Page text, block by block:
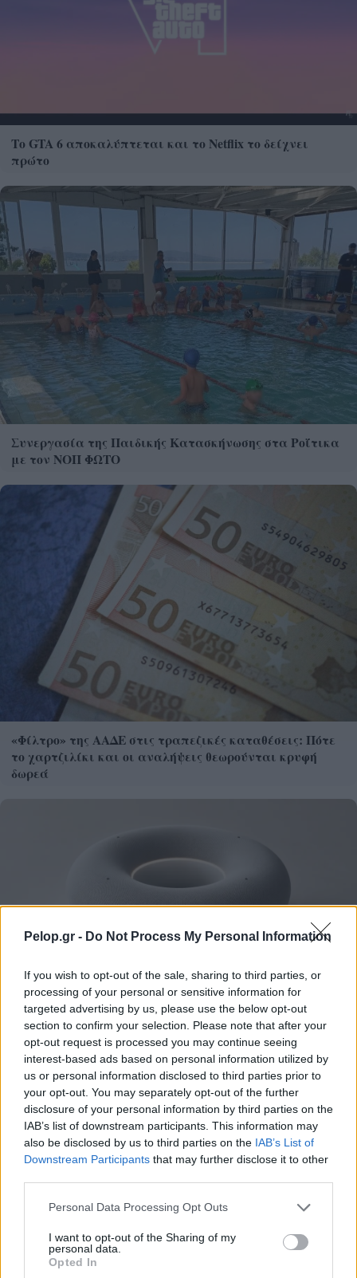
Pelop.gr - Do Not Process My Personal Information
If you wish to opt-out of the sale, sharing to third parties, or
processing of your personal or sensitive information for
targeted advertising by us, please use the below opt-out
section to confirm your selection. Please note that after your
opt-out request is processed you may continue seeing
interest-based ads based on personal information utilized by
us or personal information disclosed to third parties prior to
your opt-out. You may separately opt-out of the further
disclosure of your personal information by third parties on the
IAB’s list of downstream participants. This information may
also be disclosed by us to third parties on the IAB’s List of
Downstream Participants that may further disclose it to other
Please note that this website/app uses one or more Google
not limited to your visit or usage behaviour. You may click to
grant or deny consent to Google and its third-party tags to
use your data for below specified purposes in below Google
Personal Data Processing Opt Outs
I want to opt-out of the Sharing of my
personal data.
Opted In
Το GTA 6 αποκαλύπτεται και το Netflix το δείχνει
πρώτο
Συνεργασία της Παιδικής Κατασκήνωσης στα Ροΐτικα
με τον ΝΟΠ ΦΩΤΟ
«Φίλτρο» της ΑΑΔΕ στις τραπεζικές καταθέσεις: Πότε
το χαρτζιλίκι και οι αναλήψεις θεωρούνται κρυφή
δωρεά
Το «ντόνατ» της OpenAI: Όλα όσα ξέρουμε για την
πρώτη της συσκευή με υπογραφή Jony Ive